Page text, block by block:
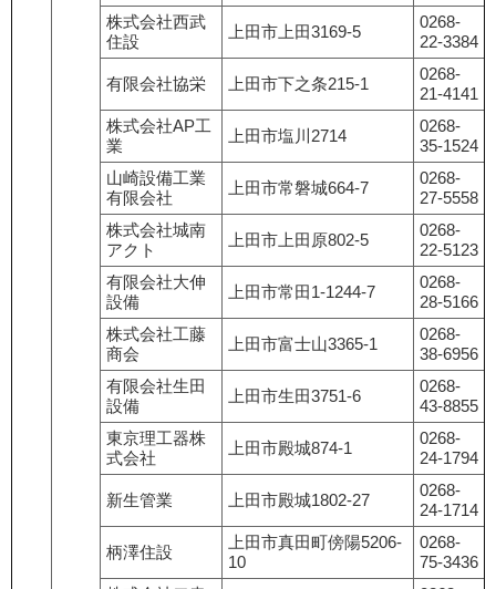
株式会社西武
住設
上田市上田3169-5
0268-
22-3384
有限会社協栄 上田市下之条215-1
0268-
21-4141
株式会社AP工
業
上田市塩川2714
0268-
35-1524
山崎設備工業
有限会社
上田市常磐城664-7
0268-
27-5558
株式会社城南
アクト
上田市上田原802-5
0268-
22-5123
有限会社大伸
設備
上田市常田1-1244-7
0268-
28-5166
株式会社工藤
商会
上田市富士山3365-1
0268-
38-6956
有限会社生田
設備
上田市生田3751-6
0268-
43-8855
東京理工器株
式会社
上田市殿城874-1
0268-
24-1794
新生管業 上田市殿城1802-27
0268-
24-1714
柄澤住設
上田市真田町傍陽5206-
10
0268-
75-3436